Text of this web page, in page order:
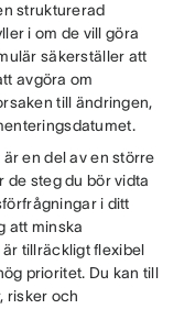
strukturerad
i om de vill göra
säkerställer att
avgöra om
till ändringen,
en del av en större
de steg du bör vidta
i ditt
att minska
tillräckligt flexibel
prioritet. Du kan till
risker och